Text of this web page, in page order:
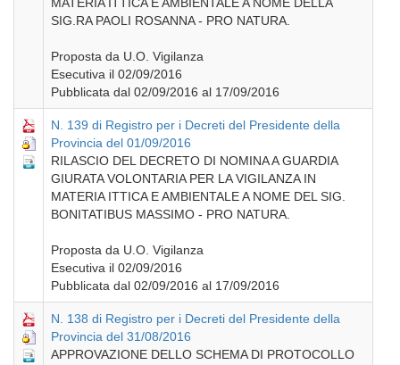
SIG.RA PAOLI ROSANNA - PRO NATURA.
Proposta da U.O. Vigilanza
Esecutiva il 02/09/2016
Pubblicata dal 02/09/2016 al 17/09/2016
N. 139 di Registro per i Decreti del Presidente della
Provincia del 01/09/2016
RILASCIO DEL DECRETO DI NOMINA A GUARDIA
GIURATA VOLONTARIA PER LA VIGILANZA IN
MATERIA ITTICA E AMBIENTALE A NOME DEL SIG.
BONITATIBUS MASSIMO - PRO NATURA.
Proposta da U.O. Vigilanza
Esecutiva il 02/09/2016
Pubblicata dal 02/09/2016 al 17/09/2016
N. 138 di Registro per i Decreti del Presidente della
Provincia del 31/08/2016
APPROVAZIONE DELLO SCHEMA DI PROTOCOLLO